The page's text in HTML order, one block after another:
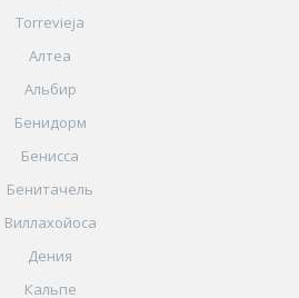
Torrevieja
Алтеа
Альбир
Бенидорм
Бенисса
Бенитачель
Виллахойоса
Дения
Кальпе